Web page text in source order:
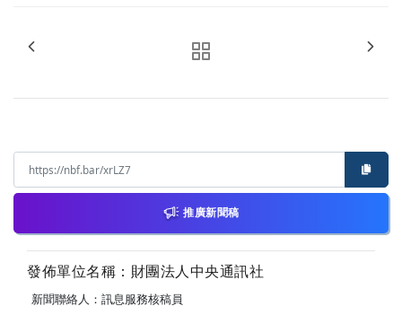
推廣新聞稿
發佈單位名稱：財團法人中央通訊社
新聞聯絡人：訊息服務核稿員